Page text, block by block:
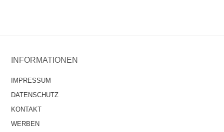
INFORMATIONEN
IMPRESSUM
DATENSCHUTZ
KONTAKT
WERBEN